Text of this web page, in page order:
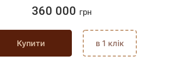
360 000 грн
Купити в 1 клік